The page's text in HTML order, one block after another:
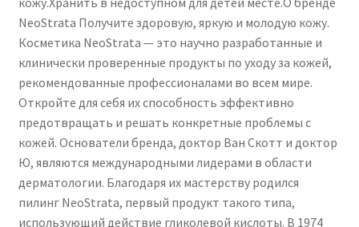
NeoStrata Получите здоровую, яркую и молодую кожу.
Косметика NeoStrata — это научно разработанные и
клинически проверенные продукты по уходу за кожей,
рекомендованные профессионалами во всем мире.
Откройте для себя их способность эффективно
предотвращать и решать конкретные проблемы с
кожей. Основатели бренда, доктор Ван Скотт и доктор
Ю, являются международными лидерами в области
дерматологии. Благодаря их мастерству родился
пилинг NeoStrata, первый продукт такого типа,
использующий действие гликолевой кислоты. В 1974